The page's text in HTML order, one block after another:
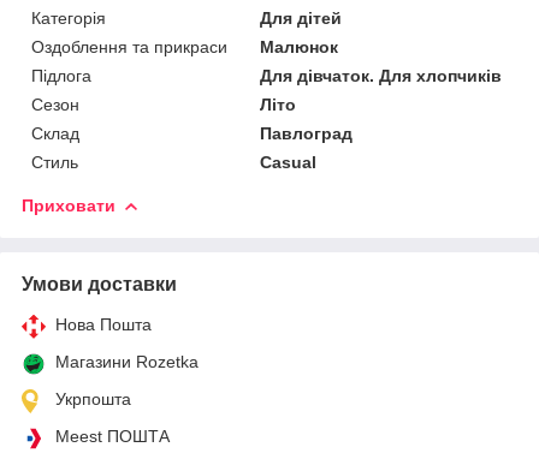
Категорія
Для дітей
Оздоблення та прикраси
Малюнок
Підлога
Для дівчаток. Для хлопчиків
Сезон
Літо
Склад
Павлоград
Стиль
Casual
Приховати
Умови доставки
Нова Пошта
Магазини Rozetka
Укрпошта
Meest ПОШТА